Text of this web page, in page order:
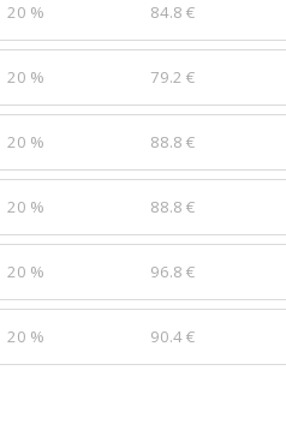
20 % 84.8 €
20 % 79.2 €
20 % 88.8 €
20 % 88.8 €
20 % 96.8 €
20 % 90.4 €